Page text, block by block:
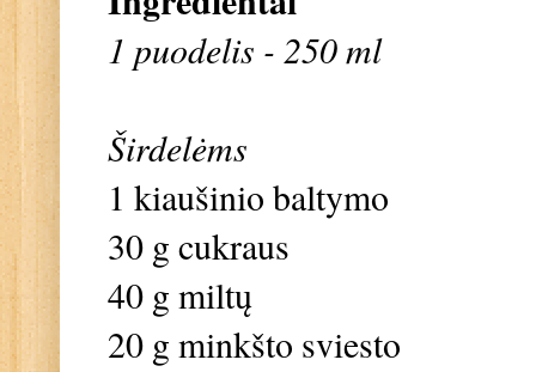
1 puodelis - 250 ml
Širdelėms
1 kiaušinio baltymo
30 g cukraus
40 g miltų
20 g minkšto sviesto